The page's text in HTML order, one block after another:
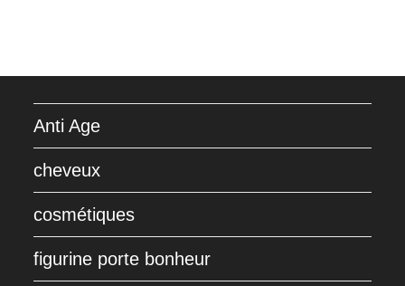
Anti Age
cheveux
cosmétiques
figurine porte bonheur